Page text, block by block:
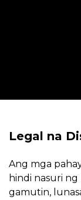
Legal na
Ang mga
hindi nasuri
gamutin,